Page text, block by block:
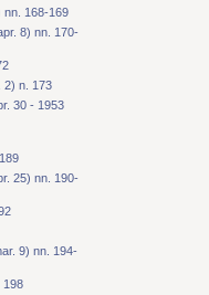
nn. 168-169
8) nn. 170-
2) n. 173
30 - 1953
25) nn. 190-
9) nn. 194-
198